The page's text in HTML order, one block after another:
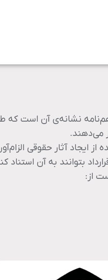
نشانه‌ی آن است که
می‌دهند.
ایجاد آثار حقوقی
بتوانند به آن استناد
از: